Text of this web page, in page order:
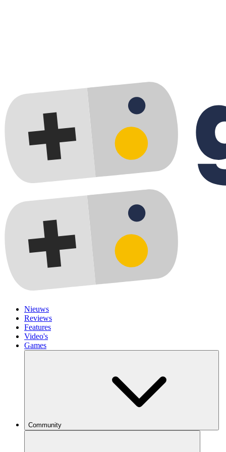
Nieuws
Reviews
Features
Video's
Games
Community